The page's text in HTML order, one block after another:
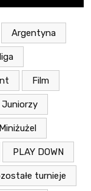
Argentyna
Film
Juniorzy
Miniżużel
PLAY DOWN
turnieje